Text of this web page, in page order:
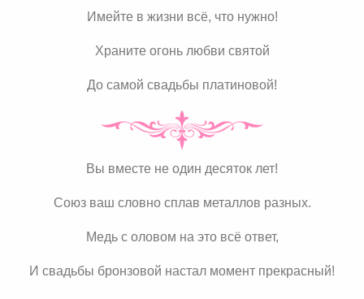
Имейте в жизни всё, что нужно!
Храните огонь любви святой
До самой свадьбы платиновой!
Вы вместе не один десяток лет!
Союз ваш словно сплав металлов разных.
Медь с оловом на это всё ответ,
И свадьбы бронзовой настал момент прекрасный!